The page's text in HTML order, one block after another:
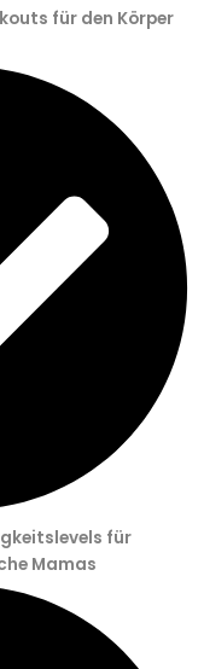
für den Körper
für
Mamas